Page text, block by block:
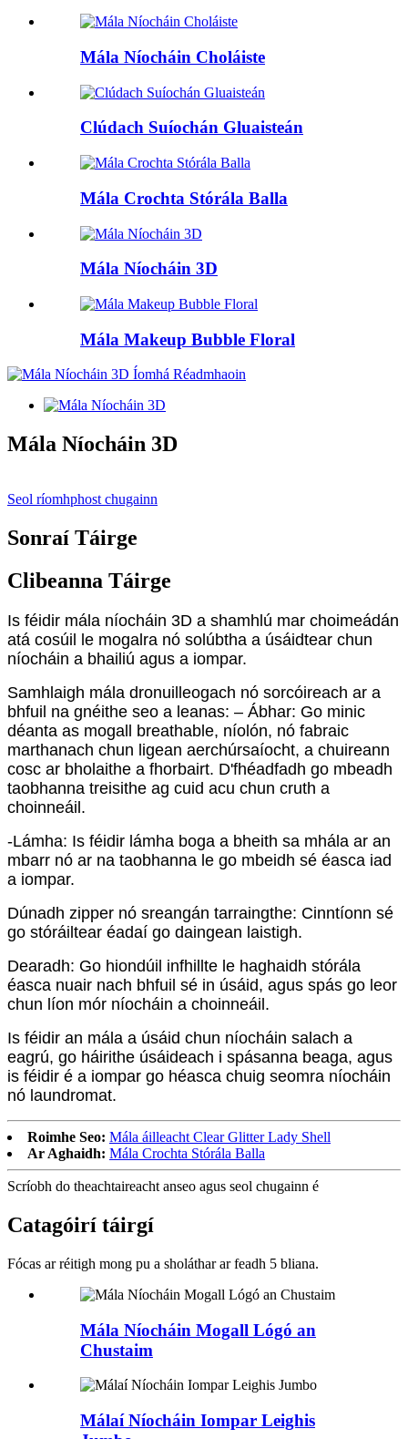
Mála Níocháin Choláiste
Clúdach Suíochán Gluaisteán
Mála Crochta Stórála Balla
Mála Níocháin 3D
Mála Makeup Bubble Floral
Mála Níocháin 3D
Seol ríomhphost chugainn
Sonraí Táirge
Clibeanna Táirge
Is féidir mála níocháin 3D a shamhlú mar choimeádán
atá cosúil le mogalra nó solúbtha a úsáidtear chun
níocháin a bhailiú agus a iompar.
Samhlaigh mála dronuilleogach nó sorcóireach ar a
bhfuil na gnéithe seo a leanas: – Ábhar: Go minic
déanta as mogall breathable, níolón, nó fabraic
marthanach chun ligean aerchúrsaíocht, a chuireann
cosc ​​ar bholaithe a fhorbairt. D'fhéadfadh go mbeadh
taobhanna treisithe ag cuid acu chun cruth a
choinneáil.
-Lámha: Is féidir lámha boga a bheith sa mhála ar an
mbarr nó ar na taobhanna le go mbeidh sé éasca iad
a iompar.
Dúnadh zipper nó sreangán tarraingthe: Cinntíonn sé
go stóráiltear éadaí go daingean laistigh.
Dearadh: Go hiondúil infhillte le haghaidh stórála
éasca nuair nach bhfuil sé in úsáid, agus spás go leor
chun líon mór níocháin a choinneáil.
Is féidir an mála a úsáid chun níocháin salach a
eagrú, go háirithe úsáideach i spásanna beaga, agus
is féidir é a iompar go héasca chuig seomra níocháin
nó laundromat.
Roimhe Seo: Mála áilleacht Clear Glitter Lady Shell
Ar Aghaidh: Mála Crochta Stórála Balla
Scríobh do theachtaireacht anseo agus seol chugainn é
Catagóirí táirgí
Fócas ar réitigh mong pu a sholáthar ar feadh 5 bliana.
Mála Níocháin Mogall Lógó an
Chustaim
Málaí Níocháin Iompar Leighis